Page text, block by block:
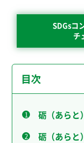
SDGsコ
チ
目次
砺（あらと
砺（あらと